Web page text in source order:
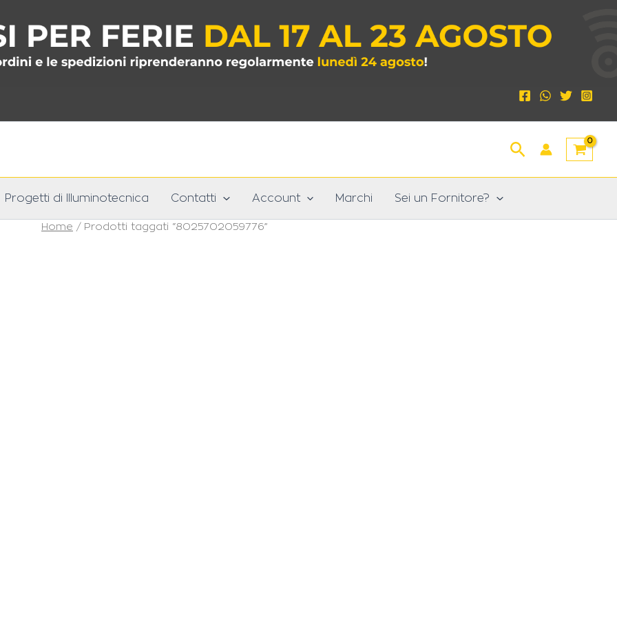
Cerca
Progetti di Illuminotecnica Contatti Account Marchi Sei un Fornitore?
Home / Prodotti taggati “8025702059776”